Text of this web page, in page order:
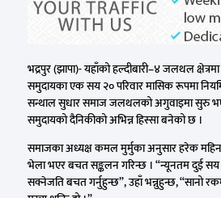
भद्रपुर (झापा)- यहाँको हल्दीबारी–४ जलथल
समुदायका एक सय २० परिवार मासिक रूपमा
सन्थाल सुधार समाज जलथलको अगुवाइमा सुरु
समुदायको दैनिकीको अभिन्न हिस्सा बनेको छ ।
समाजका अध्यक्ष कमल मुर्मुका अनुसार हरेक
भेला भएर बचत सङ्कलन गरिन्छ । “न्यूनतम दुई
सक्नेजति बचत गर्नुहुन्छ”, उहाँ भन्नुहुन्छ, “सानो